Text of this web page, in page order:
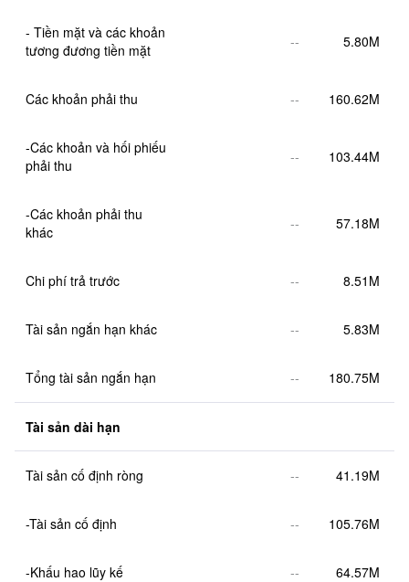
- Tiền mặt và các khoản
tương đương tiền mặt
-- 5.80M
Các khoản phải thu -- 160.62M
-Các khoản và hối phiếu
phải thu
-- 103.44M
-Các khoản phải thu
khác
-- 57.18M
Chi phí trả trước -- 8.51M
Tài sản ngắn hạn khác -- 5.83M
Tổng tài sản ngắn hạn -- 180.75M
Tài sản dài hạn
Tài sản cố định ròng -- 41.19M
-Tài sản cố định -- 105.76M
-Khấu hao lũy kế -- 64.57M